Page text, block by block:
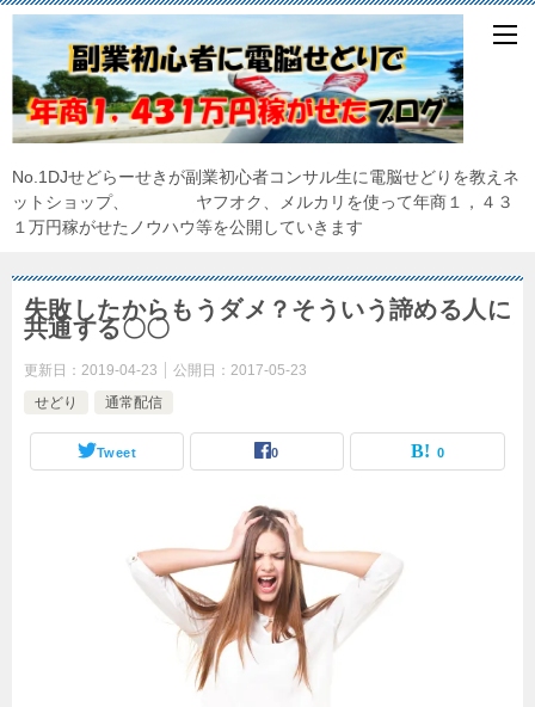
No.1DJせどらーせきが副業初心者コンサル生に電脳せどりを教えネ
ットショップ、 ヤフオク、メルカリを使って年商１，４３
１万円稼がせたノウハウ等を公開していきます
失敗したからもうダメ？そういう諦める人に
共通する〇〇
更新日： 2019-04-23 公開日： 2017-05-23
せどり
通常配信
Tweet 0 0